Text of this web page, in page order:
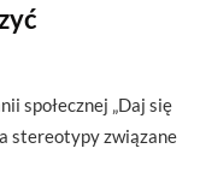
społecznej „Daj się
stereotypy związane